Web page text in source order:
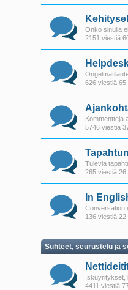
Onko sinulla
2151 viestiä
626 viestiä 65
Kommentteja
5746 viestiä
Tulevia
265 viestiä 26
In
Conversation
136 viestiä 22
Suhteet, seurustelu ja
Iskuyritykset,
4411 viestiä